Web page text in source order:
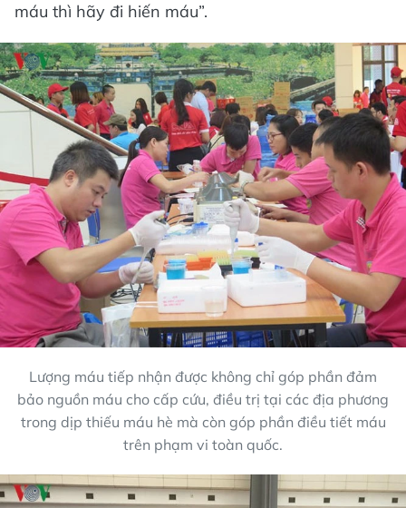
máu thì hãy đi hiến máu”.
Lượng máu tiếp nhận được không chỉ góp phần đảm
bảo nguồn máu cho cấp cứu, điều trị tại các địa phương
trong dịp thiếu máu hè mà còn góp phần điều tiết máu
trên phạm vi toàn quốc.